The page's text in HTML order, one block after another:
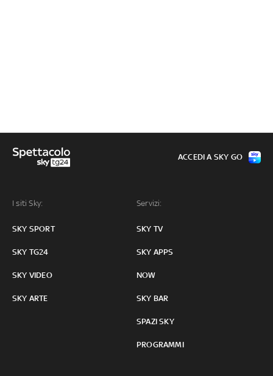
I siti Sky:
SKY SPORT
SKY TG24
SKY VIDEO
SKY ARTE
Servizi:
SKY TV
SKY APPS
NOW
SKY BAR
SPAZI SKY
PROGRAMMI
ACCEDI A SKY GO